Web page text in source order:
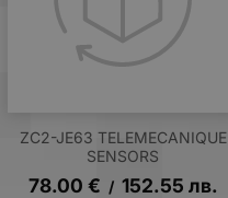
ZC2-JE63 TELEMECANIQUE
SENSORS
78.00 € / 152.55 лв.